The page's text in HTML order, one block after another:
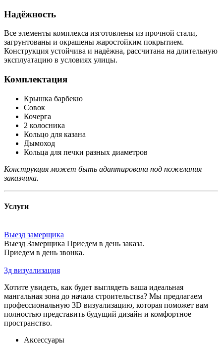
Надёжность
Все элементы комплекса изготовлены из прочной стали,
загрунтованы и окрашены жаростойким покрытием.
Конструкция устойчива и надёжна, рассчитана на длительную
эксплуатацию в условиях улицы.
Комплектация
Крышка барбекю
Совок
Кочерга
2 колосника
Кольцо для казана
Дымоход
Кольца для печки разных диаметров
Конструкция может быть адаптирована под пожелания
заказчика.
Услуги
Выезд замерщика
Выезд Замерщика Приедем в день заказа.
Приедем в день звонка.
3д визуализация
Хотите увидеть, как будет выглядеть ваша идеальная
мангальная зона до начала строительства? Мы предлагаем
профессиональную 3D визуализацию, которая поможет вам
полностью представить будущий дизайн и комфортное
пространство.
Аксессуары